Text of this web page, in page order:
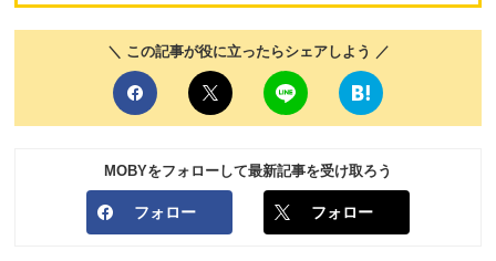
＼ この記事が役に立ったらシェアしよう ／
MOBYをフォローして最新記事を受け取ろう
フォロー フォロー